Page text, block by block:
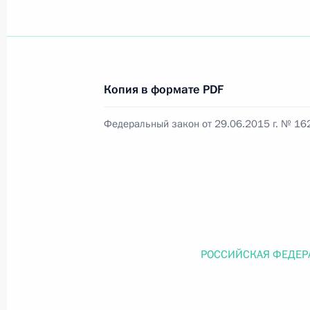
26 июля 2026 года
Копия в формате PDF
Федеральный закон от 29.06.2015 г. №
РОССИЙСКАЯ